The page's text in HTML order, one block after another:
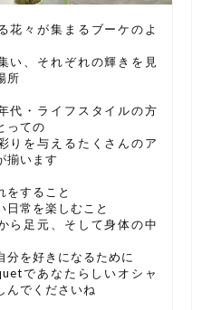
花々が集まるブーケのよ
い、それぞれの輝きを見
所
代・ライフスタイルの方
っての
りを与えるたくさんのア
揃います
をすること
日常を楽しむこと
ら足元、そして身体の中
分を好きになるために
であなたらしいオシャ
んでくださいね